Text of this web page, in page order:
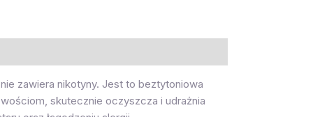
zawiera nikotyny. Jest to beztytoniowa
skutecznie oczyszcza i udrażnia